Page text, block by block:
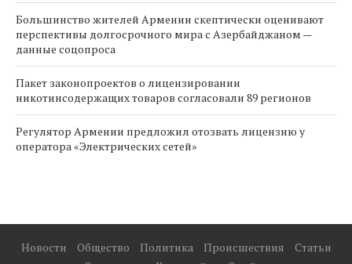
Большинство жителей Армении скептически оценивают
перспективы долгосрочного мира с Азербайджаном —
данные соцопроса
Пакет законопроектов о лицензировании
никотинсодержащих товаров согласовали 89 регионов
Регулятор Армении предложил отозвать лицензию у
оператора «Электрических сетей»
Новости Общество Политика Происшествия
Статьи